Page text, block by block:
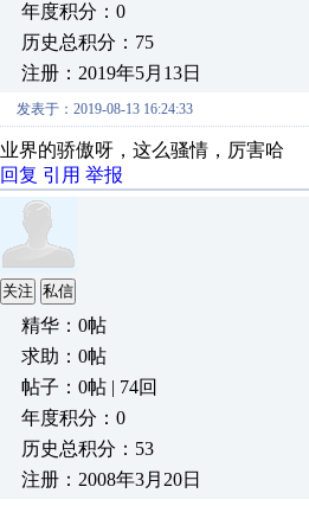
年度积分：0
历史总积分：75
注册：2019年5月13日
发表于：2019-08-13 16:24:33
业界的骄傲呀，这么骚情，厉害哈
回复 引用 举报
关注 私信
精华：0帖
求助：0帖
帖子：0帖 | 74回
年度积分：0
历史总积分：53
注册：2008年3月20日